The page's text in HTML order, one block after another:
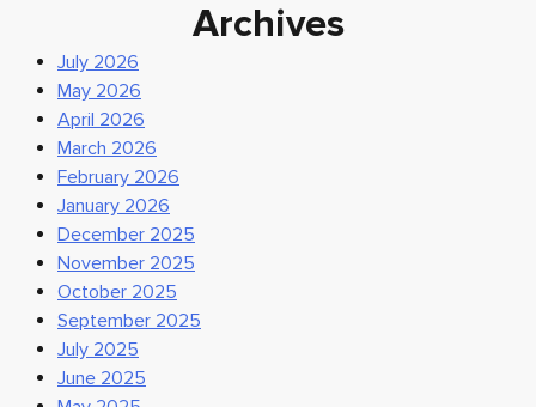
Archives
July 2026
May 2026
April 2026
March 2026
February 2026
January 2026
December 2025
November 2025
October 2025
September 2025
July 2025
June 2025